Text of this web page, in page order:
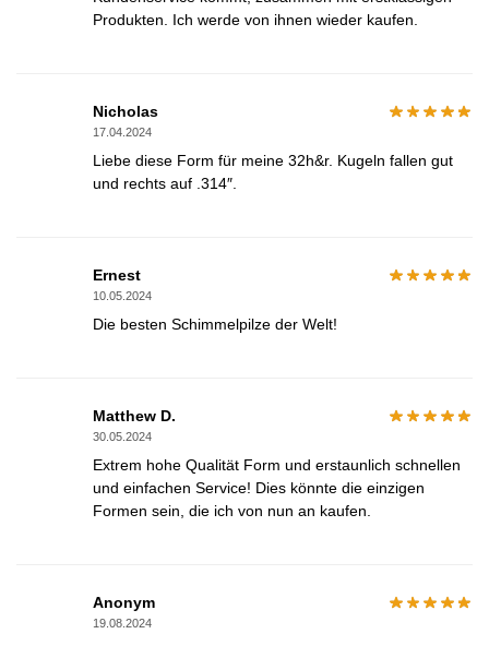
Produkten. Ich werde von ihnen wieder kaufen.
Nicholas
17.04.2024
Liebe diese Form für meine 32h&r. Kugeln fallen gut
und rechts auf .314″.
Ernest
10.05.2024
Die besten Schimmelpilze der Welt!
Matthew D.
30.05.2024
Extrem hohe Qualität Form und erstaunlich schnellen
und einfachen Service! Dies könnte die einzigen
Formen sein, die ich von nun an kaufen.
Anonym
19.08.2024